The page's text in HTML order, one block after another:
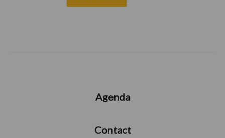
Agenda
Contact